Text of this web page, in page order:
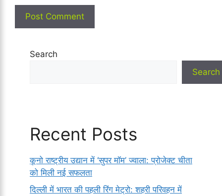
Search
Search
Recent Posts
कूनो राष्ट्रीय उद्यान में ‘सुपर मॉम’ ज्वाला: प्रोजेक्ट चीता
को मिली नई सफलता
दिल्ली में भारत की पहली रिंग मेट्रो: शहरी परिवहन में